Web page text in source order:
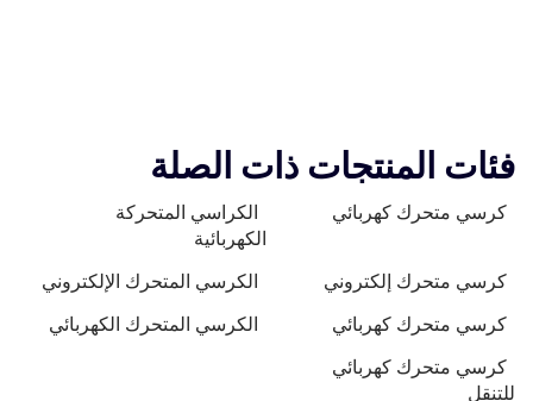
فئات المنتجات ذات الصلة
كرسي متحرك كهربائي
الكراسي المتحركة
الكهربائية
كرسي متحرك إلكتروني
الكرسي المتحرك الإلكتروني
كرسي متحرك كهربائي
الكرسي المتحرك الكهربائي
كرسي متحرك كهربائي
للتنقل